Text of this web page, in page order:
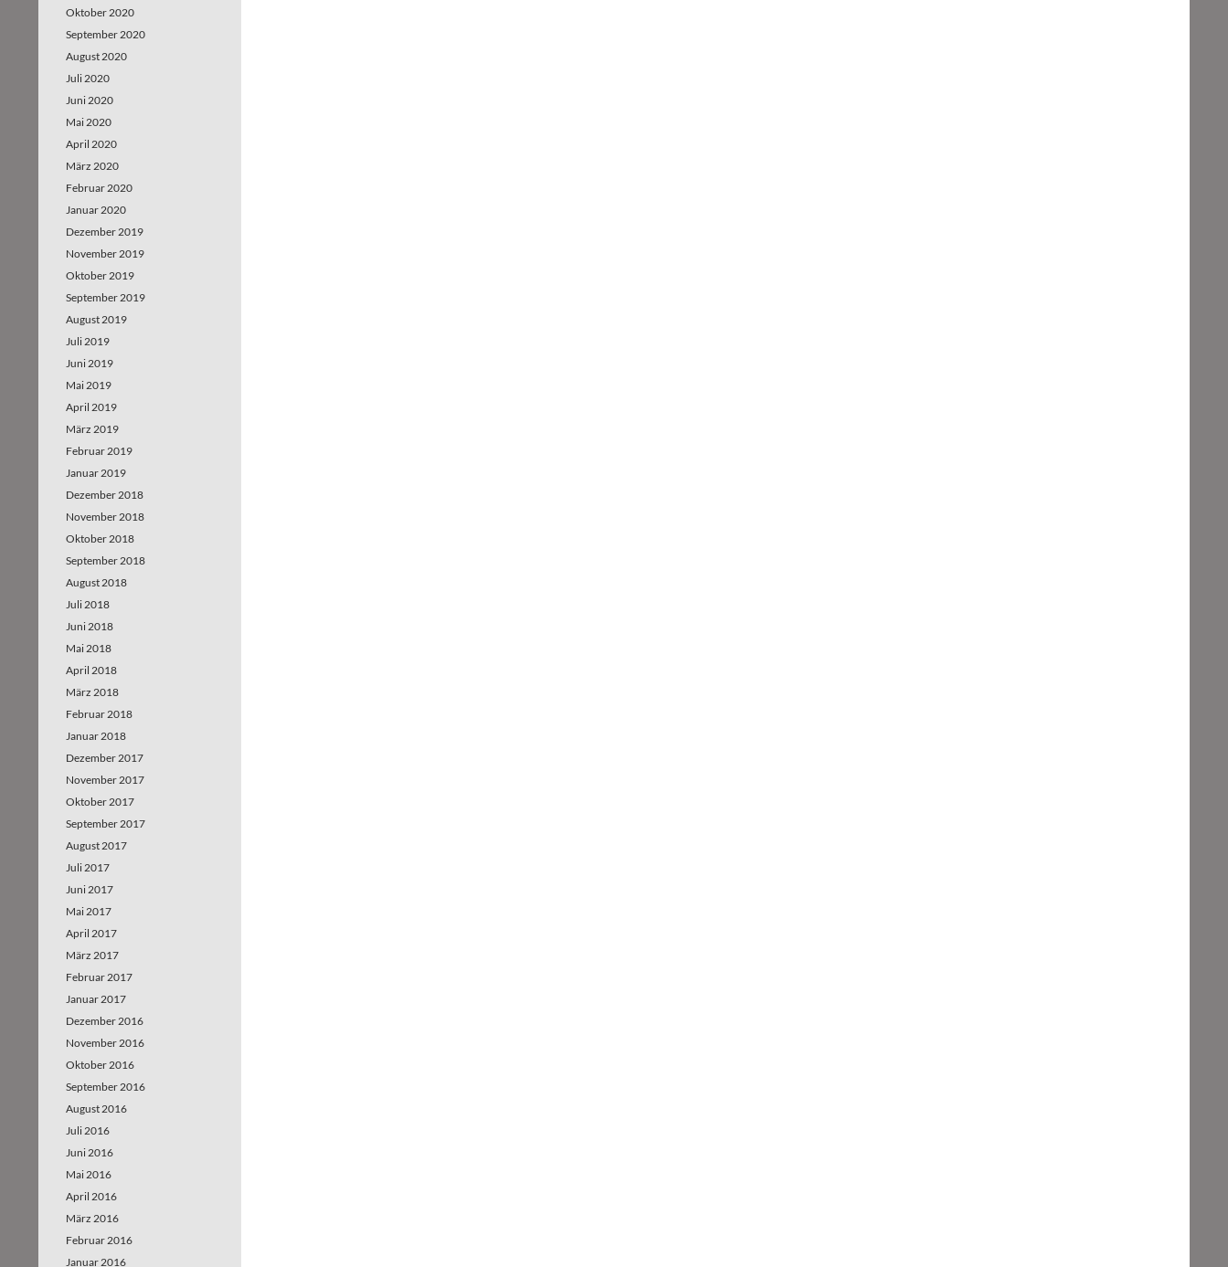
Oktober 2020
September 2020
August 2020
Juli 2020
Juni 2020
Mai 2020
April 2020
März 2020
Februar 2020
Januar 2020
Dezember 2019
November 2019
Oktober 2019
September 2019
August 2019
Juli 2019
Juni 2019
Mai 2019
April 2019
März 2019
Februar 2019
Januar 2019
Dezember 2018
November 2018
Oktober 2018
September 2018
August 2018
Juli 2018
Juni 2018
Mai 2018
April 2018
März 2018
Februar 2018
Januar 2018
Dezember 2017
November 2017
Oktober 2017
September 2017
August 2017
Juli 2017
Juni 2017
Mai 2017
April 2017
März 2017
Februar 2017
Januar 2017
Dezember 2016
November 2016
Oktober 2016
September 2016
August 2016
Juli 2016
Juni 2016
Mai 2016
April 2016
März 2016
Februar 2016
Januar 2016